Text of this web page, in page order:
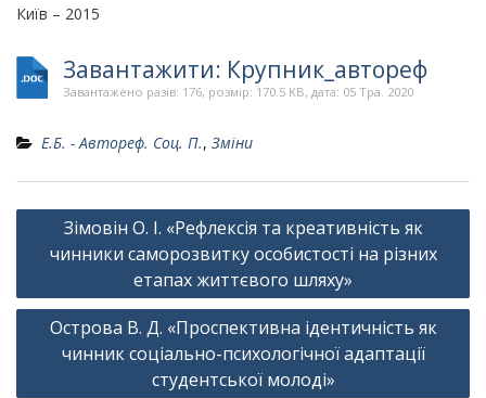
Київ – 2015
Завантажити: Крупник_автореф
Завантажено разів: 176, розмір: 170.5 KB, дата: 05 Тра. 2020
Е.Б. - Автореф. Соц. П., Зміни
Навігація
записів
Зімовін О. І. «Рефлексія та креативність як
чинники саморозвитку особистості на різних
етапах життєвого шляху»
Острова В. Д. «Проспективна ідентичність як
чинник соціально-психологічної адаптації
студентської молоді»